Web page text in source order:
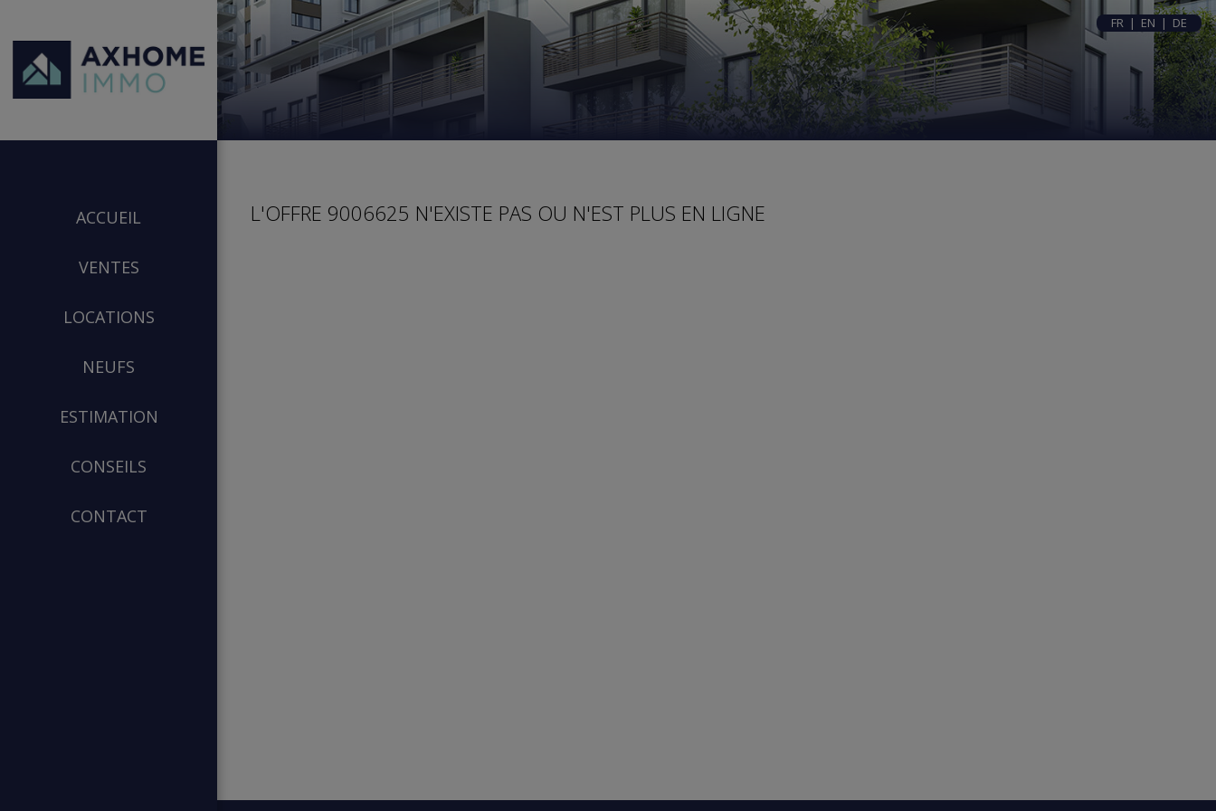
ACCUEIL
VENTES
LOCATIONS
NEUFS
ESTIMATION
CONSEILS
CONTACT
FR | EN | DE
L'OFFRE 9006625 N'EXISTE PAS OU N'EST PLUS EN LIGNE